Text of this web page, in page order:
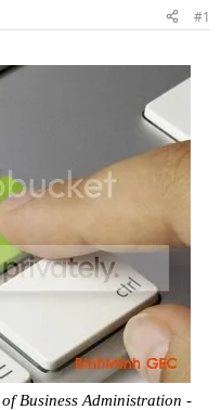
#1
Business Administration -